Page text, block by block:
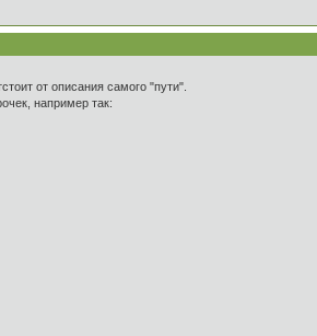
от описания самого "пути".
например так: